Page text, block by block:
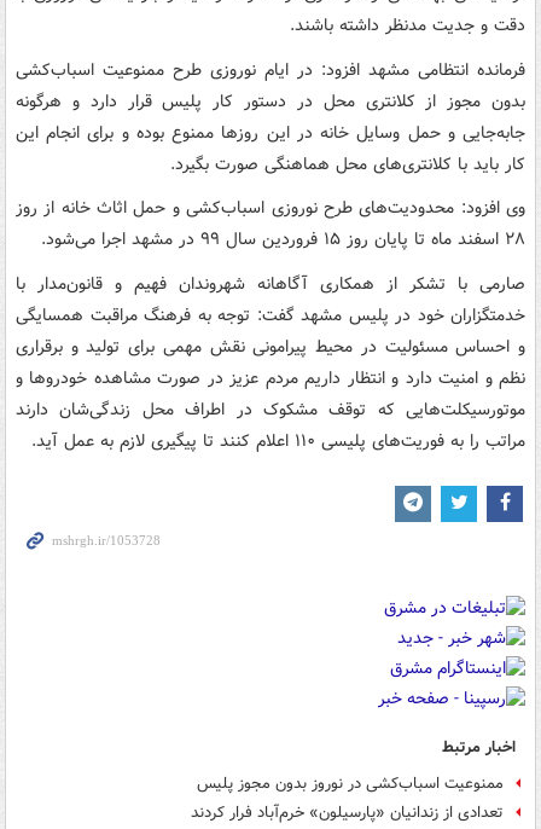
دقت و جدیت مدنظر داشته باشند.
فرمانده انتظامی مشهد افزود: در ایام نوروزی طرح ممنوعیت اسباب‌کشی
بدون مجوز از کلانتری محل در دستور کار پلیس قرار دارد و هرگونه
جابه‌جایی و حمل وسایل خانه در این روزها ممنوع بوده و برای انجام این
کار باید با کلانتری‌های محل هماهنگی صورت بگیرد.
وی افزود: محدودیت‌های طرح نوروزی اسباب‌کشی و حمل اثاث خانه از روز
۲۸ اسفند ماه تا پایان روز ۱۵ فروردین سال ۹۹ در مشهد اجرا می‌شود.
صارمی با تشکر از همکاری آگاهانه شهروندان فهیم و قانون‌مدار با
خدمتگزاران خود در پلیس مشهد گفت: توجه به فرهنگ مراقبت همسایگی
و احساس مسئولیت در محیط پیرامونی نقش مهمی برای تولید و برقراری
نظم و امنیت دارد و انتظار داریم مردم عزیز در صورت مشاهده خودروها و
موتورسیکلت‌هایی که توقف مشکوک در اطراف محل زندگی‌شان دارند
مراتب را به فوریت‌های پلیسی ۱۱۰ اعلام کنند تا پیگیری لازم به عمل آید.
اخبار مرتبط
ممنوعیت اسباب‌کشی در نوروز بدون مجوز پلیس
تعدادی از زندانیان «پارسیلون» خرم‌آباد فرار کردند